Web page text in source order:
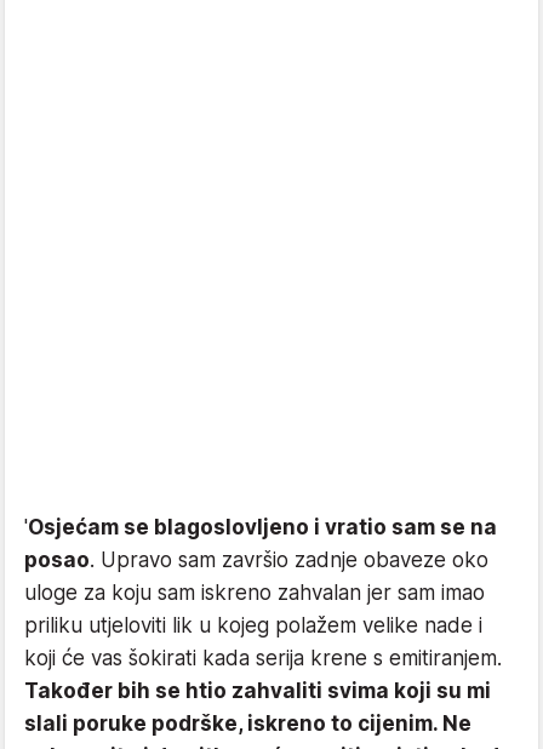
'Osjećam se blagoslovljeno i vratio sam se na
posao. Upravo sam završio zadnje obaveze oko
uloge za koju sam iskreno zahvalan jer sam imao
priliku utjeloviti lik u kojeg polažem velike nade i
koji će vas šokirati kada serija krene s emitiranjem.
Također bih se htio zahvaliti svima koji su mi
slali poruke podrške, iskreno to cijenim. Ne